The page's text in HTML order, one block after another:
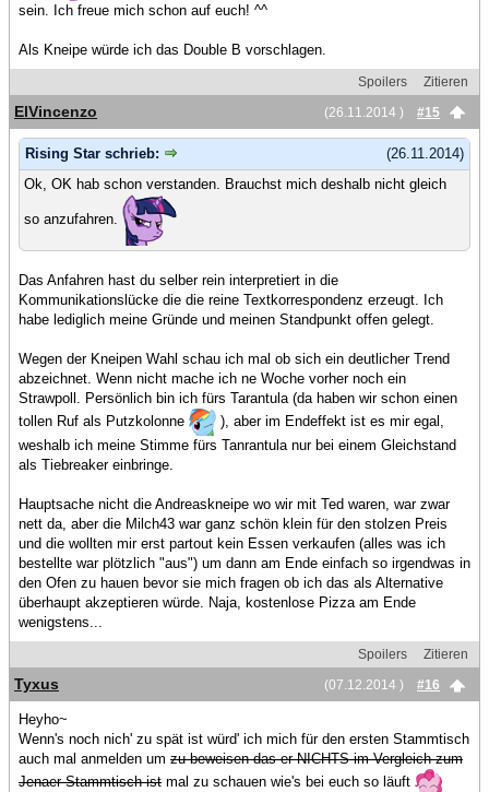
sein. Ich freue mich schon auf euch! ^^
Als Kneipe würde ich das Double B vorschlagen.
Spoilers
Zitieren
(26.11.2014 )
#15
ElVincenzo
(26.11.2014)
Rising Star schrieb:
Ok, OK hab schon verstanden. Brauchst mich deshalb nicht gleich
so anzufahren.
Das Anfahren hast du selber rein interpretiert in die
Kommunikationslücke die die reine Textkorrespondenz erzeugt. Ich
habe lediglich meine Gründe und meinen Standpunkt offen gelegt.
Wegen der Kneipen Wahl schau ich mal ob sich ein deutlicher Trend
abzeichnet. Wenn nicht mache ich ne Woche vorher noch ein
Strawpoll. Persönlich bin ich fürs Tarantula (da haben wir schon einen
tollen Ruf als Putzkolonne
), aber im Endeffekt ist es mir egal,
weshalb ich meine Stimme fürs Tanrantula nur bei einem Gleichstand
als Tiebreaker einbringe.
Hauptsache nicht die Andreaskneipe wo wir mit Ted waren, war zwar
nett da, aber die Milch43 war ganz schön klein für den stolzen Preis
und die wollten mir erst partout kein Essen verkaufen (alles was ich
bestellte war plötzlich "aus") um dann am Ende einfach so irgendwas in
den Ofen zu hauen bevor sie mich fragen ob ich das als Alternative
überhaupt akzeptieren würde. Naja, kostenlose Pizza am Ende
wenigstens...
Spoilers
Zitieren
(07.12.2014 )
#16
Tyxus
Heyho~
Wenn's noch nich' zu spät ist würd' ich mich für den ersten Stammtisch
auch mal anmelden um zu beweisen das er NICHTS im Vergleich zum
Jenaer Stammtisch ist mal zu schauen wie's bei euch so läuft